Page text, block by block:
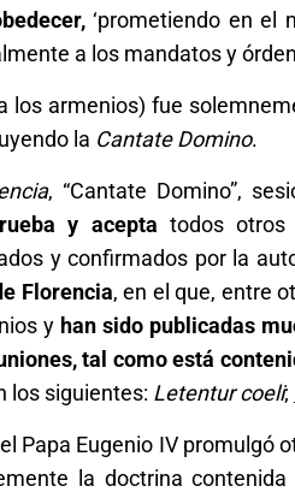
‘prometiendo en el
a los mandatos y
los armenios) fue
la Cantate Domino.
, “Cantate Domino”,
y acepta todos otros
y confirmados por la
Florencia, en el que, entre
y han sido publicadas
tal como está
los siguientes: Letentur coeli;
Papa Eugenio IV promulgó
la doctrina